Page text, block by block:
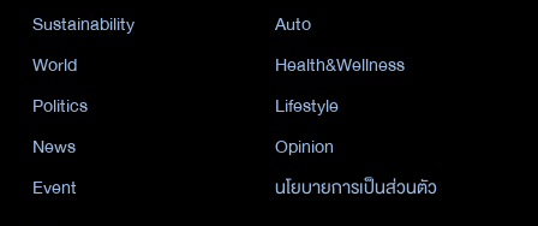
Sustainability
Auto
World
Health&Wellness
Politics
Lifestyle
News
Opinion
Event
นโยบายการเป็นส่วนตัว